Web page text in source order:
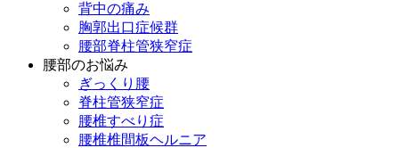
背中の痛み
胸郭出口症候群
腰部脊柱管狭窄症
腰部のお悩み
ぎっくり腰
脊柱管狭窄症
腰椎すべり症
腰椎椎間板ヘルニア